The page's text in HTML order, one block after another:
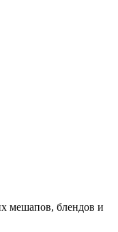
мешапов, блендов и